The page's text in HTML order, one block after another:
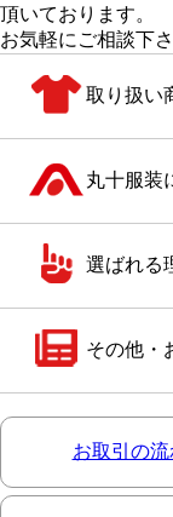
頂いております。
お気軽にご相談下さ
取り扱い
丸十服装
選ばれる
その他・
お取引の流